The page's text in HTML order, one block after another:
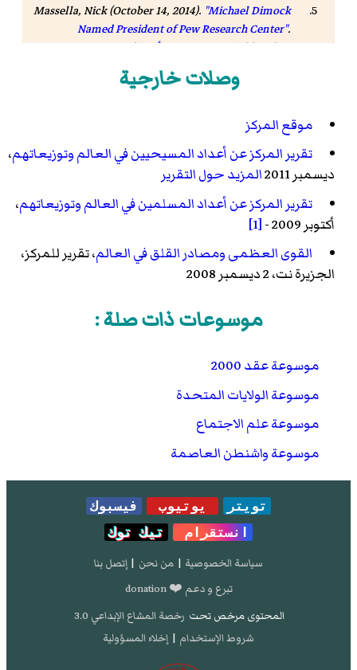
Massella, Nick (October 14, 2014). "Michael Dimock
Named President of Pew Research Center".
FishbowlDC. مؤرشف من
الأصلفي 2 ديسمبر 2018
.
"The Global Religious Landscape: A Report on the
Size and Distribution of the World's Major Religious
من
الأصل ( كتاب إلكتروني PDF ) في 12 أبريل 2019.
This
effort is part of the Pew-Templeton Global Religious
Futures project, which analyzes religious change
and its impact on societies around the world. The
project is jointly and generously funded by The Pew
Foundation
"Pew-Templeton Global Religious Futures Project"
.
وصلات خارجية
موقع المركز
تقرير المركز عن أعداد المسيحيين في العالم وتوزيعاتهم،
ديسمبر 2011
المزيد حول التقرير
تقرير المركز عن أعداد المسلمين في العالم وتوزيعاتهم،
أكتوبر 2009 -
[1]
القوى العظمى ومصادر القلق في العالم، تقرير للمركز،
الجزيرة نت، 2 ديسمبر 2008
موسوعات ذات صلة :
موسوعة عقد 2000
موسوعة الولايات المتحدة
موسوعة علم الاجتماع
موسوعة واشنطن العاصمة
تويتر يوتيوب
فيسبوك
انستقرام
تيك توك
سياسة الخصوصية | من نحن | إتصل بنا
تبرع و دعم ❤️ donation
المحتوى مرخص تحت رخصة المشاع الإبداعي 3.0
شروط الإستخدام | إخلاء المسؤولية